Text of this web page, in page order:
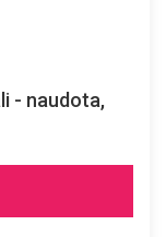
- naudota,